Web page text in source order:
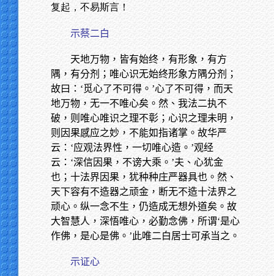
复起，不易斯言！
示蔡二白
天地万物，皆有始终，有形象，有方
隅，有分剂；唯心识无始终形象方隅分剂；
故曰：‘觅心了不可得。’心了不可得，而天
地万物，无一不唯心矣。然、我法二执不
破，则唯心唯识之理不彰；心识之理未明，
则因果感应之妙，不能如指诸掌。故华严
云：‘应观法界性，一切唯心造。’观经
云：‘深信因果，不谤大乘。’夫、心犹金
也；十法界因果，犹种种庄严器具也。然、
天下容有不造器之顽金，断无不造十法界之
顽心。纵一念不生，仍造成无想外道矣。故
大智慧人，深悟唯心，必勤念佛，所谓‘是心
作佛，是心是佛。’此唯二白居士可承当之。
示证心